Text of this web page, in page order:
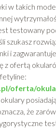
w takich
testowany
szukasz
i
z ofertą
oferta/
okulary
że